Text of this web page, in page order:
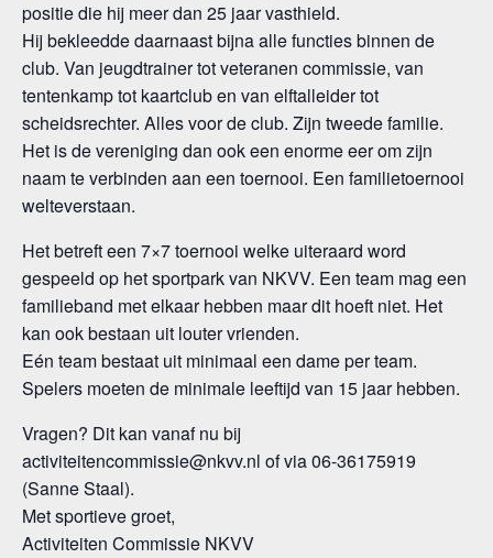
positie die hij meer dan 25 jaar vasthield.
Hij bekleedde daarnaast bijna alle functies binnen de
club. Van jeugdtrainer tot veteranen commissie, van
tentenkamp tot kaartclub en van elftalleider tot
scheidsrechter. Alles voor de club. Zijn tweede familie.
Het is de vereniging dan ook een enorme eer om zijn
naam te verbinden aan een toernooi. Een familietoernooi
welteverstaan.
Het betreft een 7×7 toernooi welke uiteraard word
gespeeld op het sportpark van NKVV. Een team mag een
familieband met elkaar hebben maar dit hoeft niet. Het
kan ook bestaan uit louter vrienden.
Eén team bestaat uit minimaal een dame per team.
Spelers moeten de minimale leeftijd van 15 jaar hebben.
Vragen? Dit kan vanaf nu bij
activiteitencommissie@nkvv.nl of via 06-36175919
(Sanne Staal).
Met sportieve groet,
Activiteiten Commissie NKVV